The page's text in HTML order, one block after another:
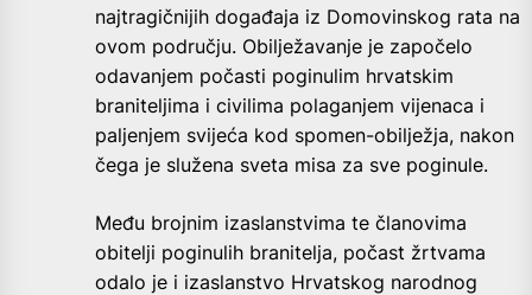
najtragičnijih događaja iz Domovinskog rata na
ovom području. Obilježavanje je započelo
odavanjem počasti poginulim hrvatskim
braniteljima i civilima polaganjem vijenaca i
paljenjem svijeća kod spomen-obilježja, nakon
čega je služena sveta misa za sve poginule.
Među brojnim izaslanstvima te članovima
obitelji poginulih branitelja, počast žrtvama
odalo je i izaslanstvo Hrvatskog narodnog